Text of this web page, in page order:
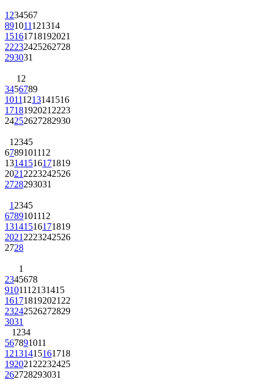
1234567
891011121314
15161718192021
22232425262728
293031
12
3456789
10111213141516
17181920212223
24252627282930
12345
6789101112
13141516171819
20212223242526
2728293031
12345
6789101112
13141516171819
20212223242526
2728
1
2345678
9101112131415
16171819202122
23242526272829
3031
1234
567891011
12131415161718
19202122232425
262728293031